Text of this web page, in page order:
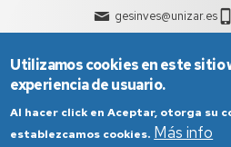
gesinves@unizar.es
Utilizamos cookies en este sitio
experiencia de usuario.
Al hacer click en Aceptar, otorga su
establezcamos cookies. Más info